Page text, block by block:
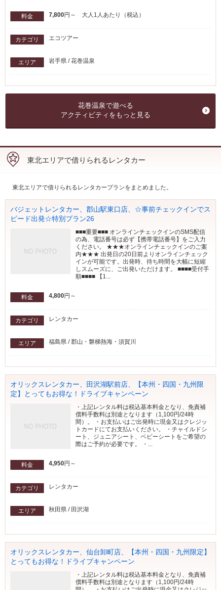
料金 7,800円～ 大人1人あたり（税込）
カテゴリ エコツアー
エリア 岩手県 / 花巻温泉
花巻温泉で遊べる
アクティビティをもっと見る
東北エリアで借りられるレンタカー
東北エリアで借りられるレンタカープランをまとめました。
バジェットレンタカー、郡山駅東口店、☆事前チェックインでス
ピード出発☆特別プラン26
■■■重要■■■ オンラインチェックインのSMS配信
の為、電話番号は必ず【携帯電話番号】をご入力
ください。 ★★★オンラインチェックインのご案
内★★★ 出発日の20日前よりオンラインチェック
インが可能です。出発時、待ち時間を大幅に短縮
しスムーズに、ご出発いただけます。 ■■■■受付手
順■■■■ 【1...
料金 4,800円～
カテゴリ レンタカー
エリア 福島県 / 郡山・磐梯熱海・須賀川
オリックスレンタカー、田沢湖駅前店、【本州・四国・九州限
定】とってもお得な！ドライブキャンペーン
・上記レンタル料は税込基本料金となり、免責補
償料手数料は別途となります（1,100円/24時
間）。 ・お支払いはご出発時に現金又はクレジッ
トカードにてお支払いください。 ・チャイルドシ
ート、ジュニアシート、ベビーシートをご希望の
際はご予約が必要です。 ・...
料金 4,950円～
カテゴリ レンタカー
エリア 秋田県 / 田沢湖
オリックスレンタカー、仙台卸町店、【本州・四国・九州限定】
とってもお得な！ドライブキャンペーン
・上記レンタル料は税込基本料金となり、免責補
償料手数料は別途となります（1,100円/24時